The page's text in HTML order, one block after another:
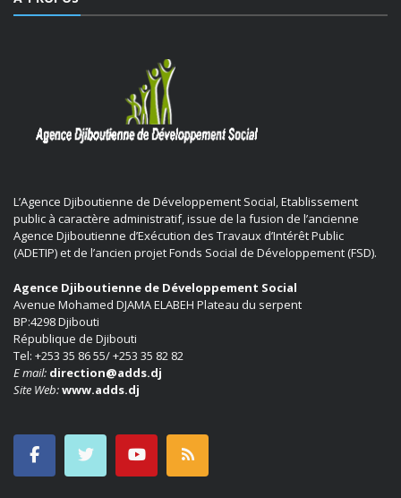
L’Agence Djiboutienne de Développement Social, Etablissement
public à caractère administratif, issue de la fusion de l’ancienne
Agence Djiboutienne d’Exécution des Travaux d’Intérêt Public
(ADETIP) et de l’ancien projet Fonds Social de Développement (FSD).
Agence Djiboutienne de Développement Social
Avenue Mohamed DJAMA ELABEH Plateau du serpent
BP:4298 Djibouti
République de Djibouti
Tel: +253 35 86 55/ +253 35 82 82
E mail: direction@adds.dj
Site Web:www.adds.dj